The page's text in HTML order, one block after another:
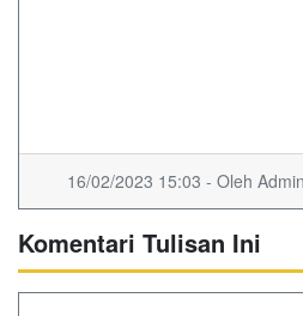
16/02/2023 15:03 - Oleh
Komentari Tulisan Ini